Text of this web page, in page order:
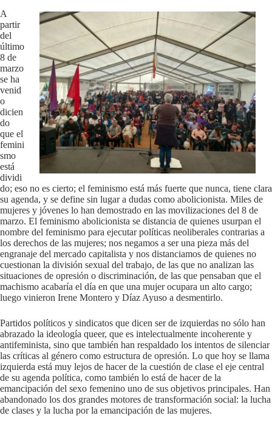
A
partir
del
último
8 de
marzo
se ha
venid
o
dicien
do
que el
femini
smo
está
dividi
do; eso no es cierto; el feminismo está más fuerte que nunca, tiene clara
su agenda, y se define sin lugar a dudas como abolicionista. Miles de
mujeres y jóvenes lo han demostrado en las movilizaciones del 8 de
marzo. El feminismo abolicionista se distancia de quienes usurpan el
nombre del feminismo para ejecutar políticas neoliberales contrarias a
los derechos de las mujeres; nos negamos a ser una pieza más del
engranaje del mercado capitalista y nos distanciamos de quienes no
cuestionan la división sexual del trabajo, de las que no analizan las
situaciones de opresión o discriminación, de las que pensaban que el
machismo acabaría el día en que una mujer ocupara un alto cargo;
luego vinieron Irene Montero y Díaz Ayuso a desmentirlo.
Partidos políticos y sindicatos que dicen ser de izquierdas no sólo han
abrazado la ideología queer, que es intelectualmente incoherente y
antifeminista, sino que también han respaldado los intentos de silenciar
las críticas al género como estructura de opresión. Lo que hoy se llama
izquierda está muy lejos de hacer de la cuestión de clase el eje central
de su agenda política, como también lo está de hacer de la
emancipación del sexo femenino uno de sus objetivos principales. Han
abandonado los dos grandes motores de transformación social: la lucha
de clases y la lucha por la emancipación de las mujeres.